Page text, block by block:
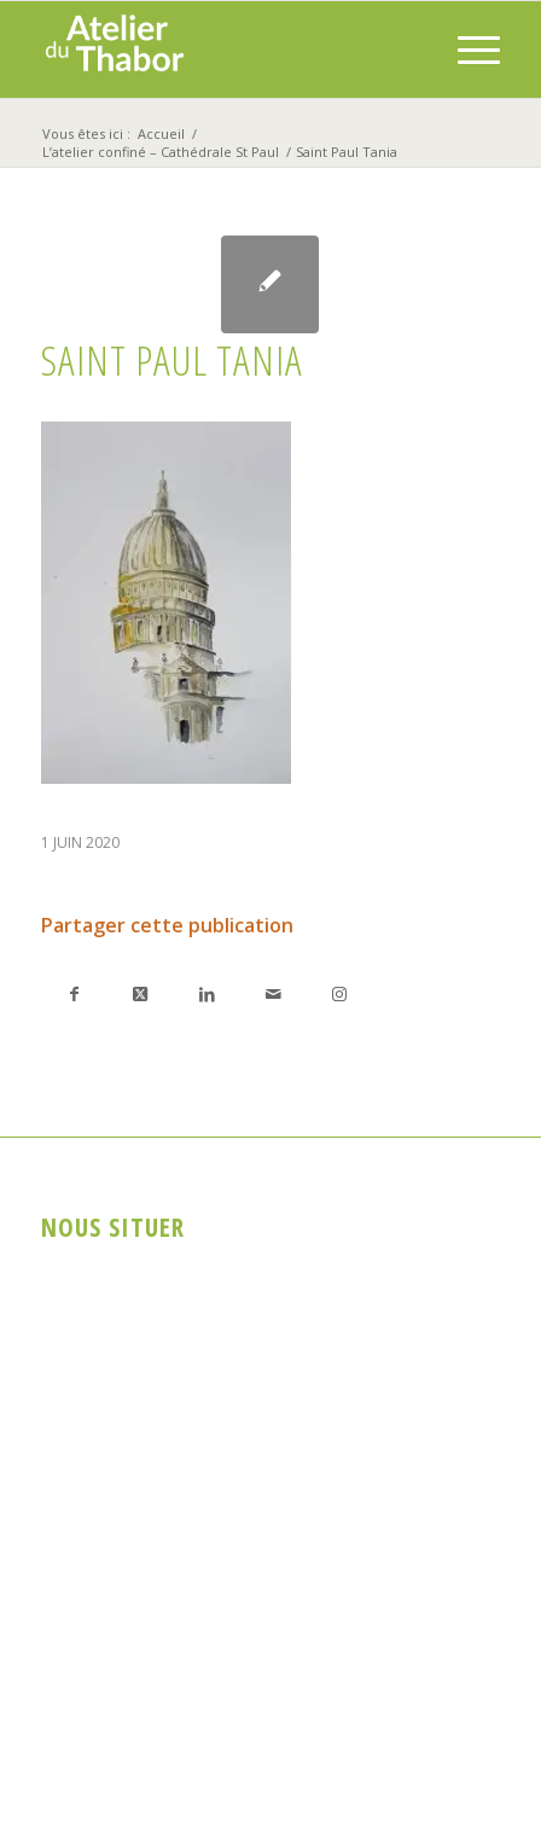
Vous êtes ici : Accueil /
L’atelier confiné – Cathédrale St Paul / Saint Paul Tania
SAINT PAUL TANIA
1 JUIN 2020
Partager cette publication
NOUS SITUER